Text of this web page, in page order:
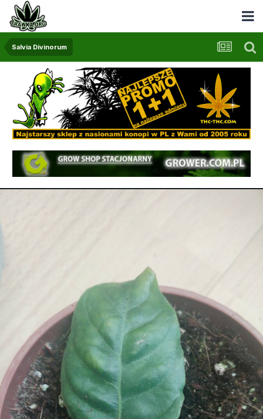
Salvia Divinorum